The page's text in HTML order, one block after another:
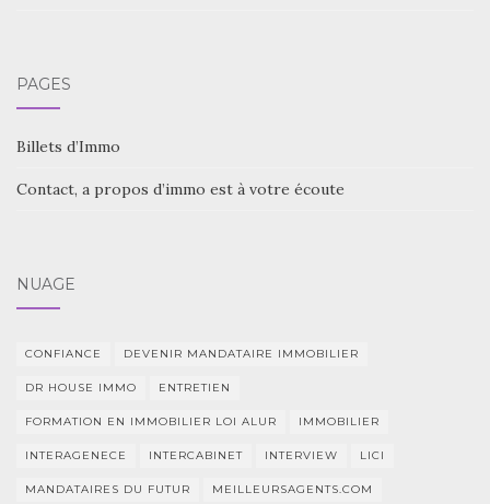
PAGES
Billets d’Immo
Contact, a propos d’immo est à votre écoute
NUAGE
CONFIANCE DEVENIR MANDATAIRE IMMOBILIER
DR HOUSE IMMO ENTRETIEN
FORMATION EN IMMOBILIER LOI ALUR IMMOBILIER
INTERAGENECE INTERCABINET INTERVIEW LICI
MANDATAIRES DU FUTUR MEILLEURSAGENTS.COM